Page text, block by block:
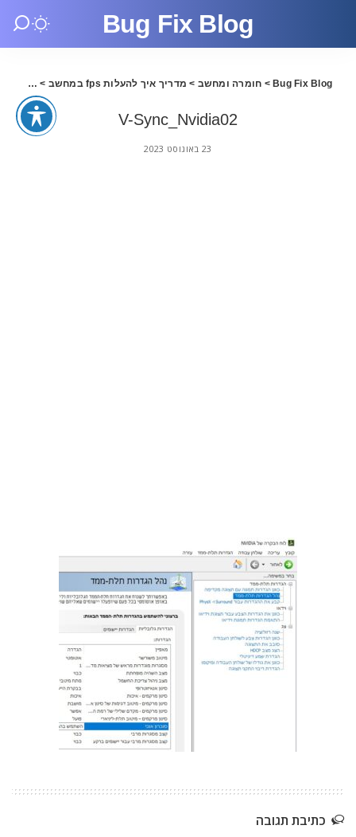
Bug Fix Blog
Bug Fix Blog
> חומרה ומחשב > מדריך איך להעלות fps במחשב >
V-Sync_Nvidia02
23 באוגוסט 2023
כתיבת תגובה